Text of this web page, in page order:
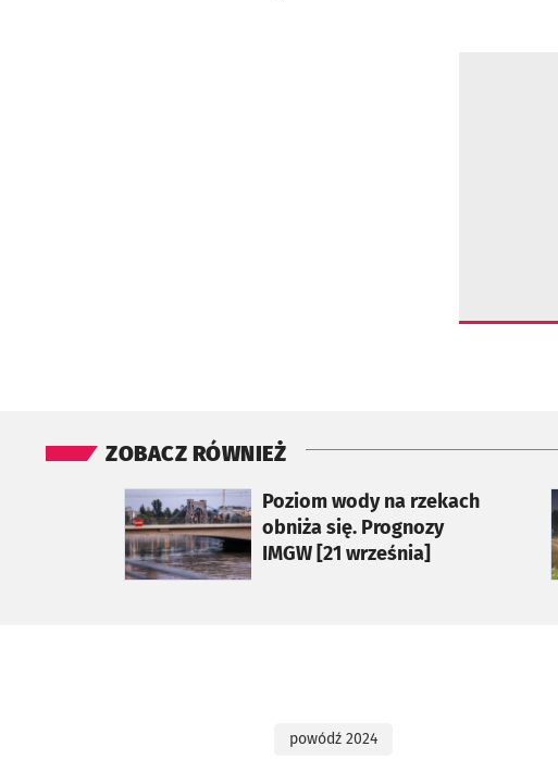
ZOBACZ RÓWNIEŻ
Poziom wody na rzekach
obniża się. Prognozy
IMGW [21 września]
otworzy się w nowej karcie
powódź 2024